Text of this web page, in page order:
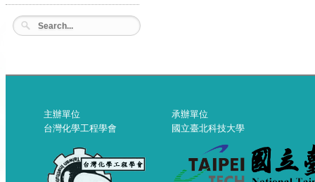
主辦單位
台灣化學工程學會
承辦單位
國立臺北科技大學